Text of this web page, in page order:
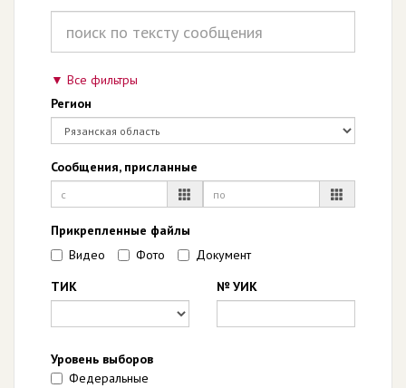
Все фильтры
Регион
Сообщения, присланные
Прикрепленные файлы
Видео
Фото
Документ
ТИК
№ УИК
Уровень выборов
Федеральные